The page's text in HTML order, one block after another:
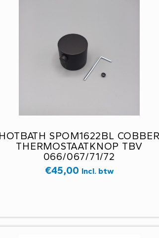
HOTBATH SPOM1622BL COBBER
THERMOSTAATKNOP TBV
066/067/71/72
€45,00 Incl. btw